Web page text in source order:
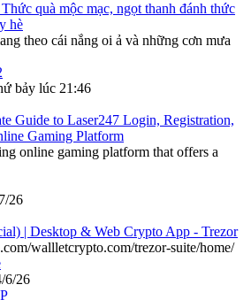
quà mộc mạc, ngọt thanh đánh thức
hè
theo cái nắng oi ả và những cơn mưa
bảy lúc 21:46
Guide to Laser247 Login, Registration,
Gaming Platform
online gaming platform that offers a
26
| Desktop & Web Crypto App - Trezor
wallletcrypto.com/trezor-suite/home/
6/26